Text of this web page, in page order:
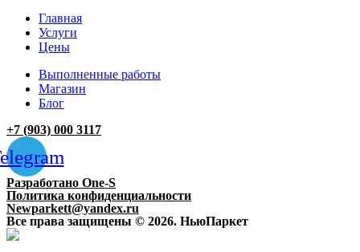
Главная
Услуги
Цены
Выполненные работы
Магазин
Блог
+7 (903) 000 3117
Разработано One-S
Политика конфиденциальности
Newparkett@yandex.ru
Все права защищены © 2026. НьюПаркет